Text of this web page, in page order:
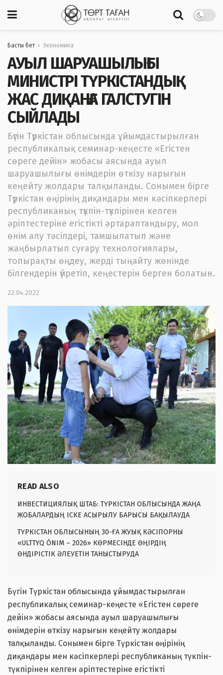
Басты бет Экономика
АУЫЛ ШАРУАШЫЛЫҒЫ
МИНИСТРІ ТҮРКІСТАНДЫҚ
ЖАС ДИҚАНҒА ГАЛСТУГІН
СЫЙЛАДЫ
Бүгін Түркістан облысында ұйымдастырылған
республикалық семинар-кеңесте «Егістен
сөреге дейін» жобасы аясында ауыл
шаруашылығы өнімдерін өткізу нарығын
кеңейту жолдары талқыланды. Сонымен бірге
Түркістан өңірінің диқандары мен кәсіпкерлері
республиканың түкпін-түкпірінен келген
әріптестеріне егістікті әртараптандыру, мол
өнім алу тәсілдері, тамшылатып және
жаңбырлатып суғару технологиялары,
топырақты өңдеу, жерді тыңайту жөнінде
білгендерін үйретіп, кеңестерін берген болатын.
22.04.2022
READ ALSO
ИНВЕСТИЦИЯЛЫҚ ШТАБ: ТҮРКІСТАН ОБЛЫСЫНДА ЖАҢА
ЖОБАЛАРДЫҢ ІСКЕ АСЫРЫЛУ БАРЫСЫ БАҚЫЛАУДА
ТҮРКІСТАН ОБЛЫСЫНЫҢ 30-ҒА ЖУЫҚ КӘСІПОРНЫ
«ULTTYQ ÓNIM – 2026» КӨРМЕСІНДЕ ӨҢІРДІҢ
ӨНДІРІСТІК ӘЛЕУЕТІН ТАНЫСТЫРУДА
Бүгін Түркістан облысында ұйымдастырылған
республикалық семинар-кеңесте «Егістен сөреге
дейін» жобасы аясында ауыл шаруашылығы
өнімдерін өткізу нарығын кеңейту жолдары
талқыланды. Сонымен бірге Түркістан өңірінің
диқандары мен кәсіпкерлері республиканың түкпін-
түкпірінен келген әріптестеріне егістікті